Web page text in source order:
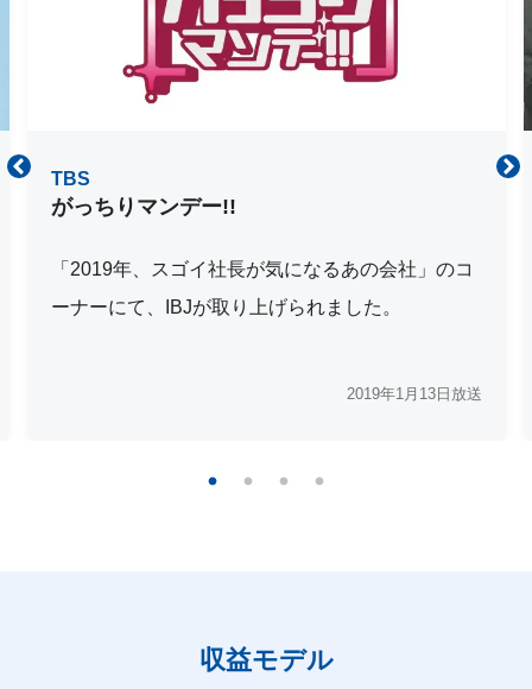
TBS
がっちりマンデー!!
「2019年、スゴイ社長が気になるあの会社」のコ
ーナーにて、IBJが取り上げられました。
2019年1月13日放送
収益モデル